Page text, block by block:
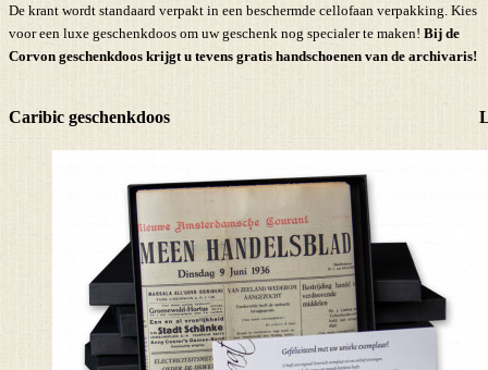
De krant wordt standaard verpakt in een beschermde cellofaan verpakking. Kies
voor een luxe geschenkdoos om uw geschenk nog specialer te maken! Bij de
Corvon geschenkdoos krijgt u tevens gratis handschoenen van de archivaris!
Caribic geschenkdoos